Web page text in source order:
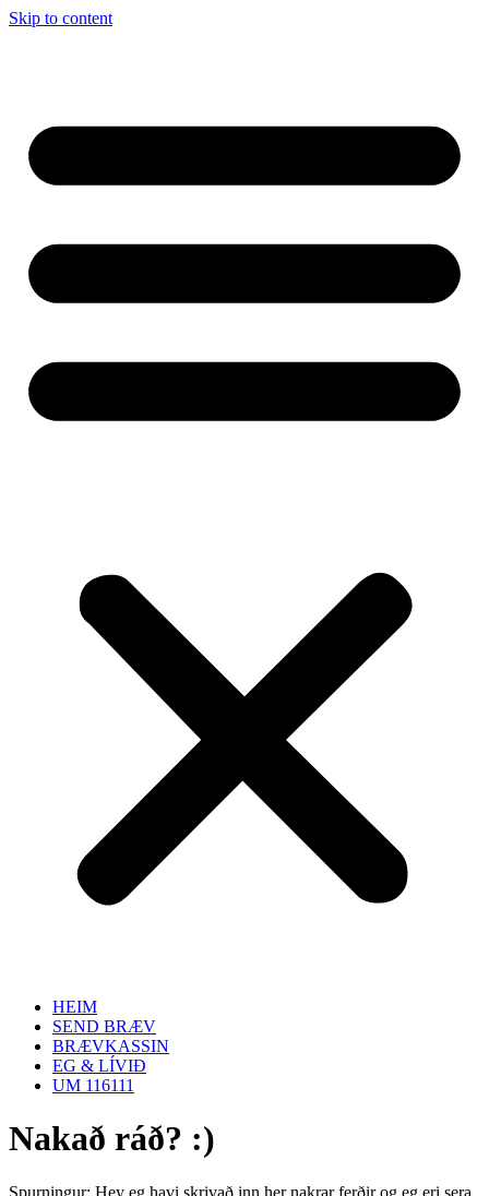
Skip to content
HEIM
SEND BRÆV
BRÆVKASSIN
EG & LÍVIÐ
UM 116111
Nakað ráð? :)
Spurningur: Hey eg havi skrivað inn her nakrar ferðir og eg eri sera